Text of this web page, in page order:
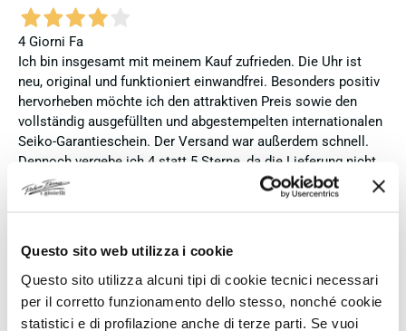
Questo sito web utilizza i cookie
Questo sito utilizza alcuni tipi di cookie tecnici necessari
per il corretto funzionamento dello stesso, nonché cookie
statistici e di profilazione anche di terze parti. Se vuoi
4 Giorni Fa
Ich bin insgesamt mit meinem Kauf zufrieden. Die Uhr ist
neu, original und funktioniert einwandfrei. Besonders positiv
hervorheben möchte ich den attraktiven Preis sowie den
vollständig ausgefüllten und abgestempelten internationalen
Seiko-Garantieschein. Der Versand war außerdem schnell.
Dennoch vergebe ich 4 statt 5 Sterne, da die Lieferung nicht
meinen Erwartungen an einen autorisierten Seiko-Händler
entsprach. Die Uhr kam ohne die üblichen Schutzfolien am
Präsentationen und Videos kenne (andere Box und anderes
Uhrenkissen), und auch die Seiko-Hangtags mit
Modellinformationen fehlten. Die Uhr selbst ist in neuem
Zustand und weist keine Gebrauchsspuren auf. Dennoch